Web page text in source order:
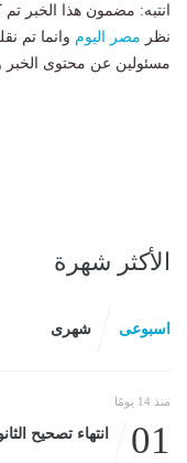
انتبه: مضمون هذا الخبر تم
نظر مصر اليوم وانما تم
مسئولين عن محتوى الخبر
الأكثر شهرة
اسبوعى شهرى
منذ 14 يومًا
01 انتهاء تصحيح